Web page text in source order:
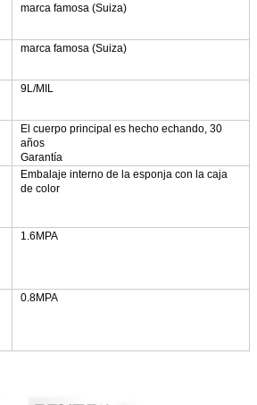
marca famosa (Suiza)
marca famosa (Suiza)
9L/MIL
El cuerpo principal es hecho echando, 30
años
Garantía
Embalaje interno de la esponja con la caja
de color
1.6MPA
0.8MPA